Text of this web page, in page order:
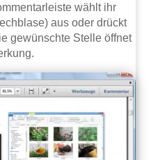
wählt ihr
aus oder drückt
gewünschte Stelle öffnet